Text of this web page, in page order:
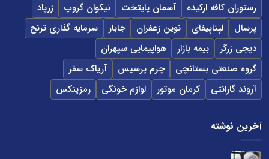
رستوران کافه ارکیده
آسمان پایتخت نیکوان گروپ
زرپاد
پرسال
لپتاپیفای نوین زعفران جابار
سرمایه گذاری ترنج
دیجی زرگر
بیمه بازار
هواپیمایی سپهران
گروه صنعتی بستانچی
چرم پرسیس
آریاک سفر
آروند گارانتی
کرمان موتور لوازم خونگی رمزینکس
آخرین نوشته